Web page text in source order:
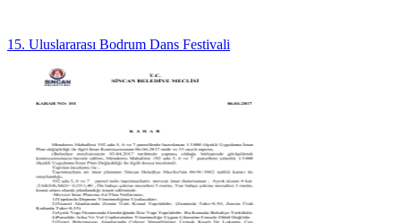
15. Uluslararası Bodrum Dans Festivali